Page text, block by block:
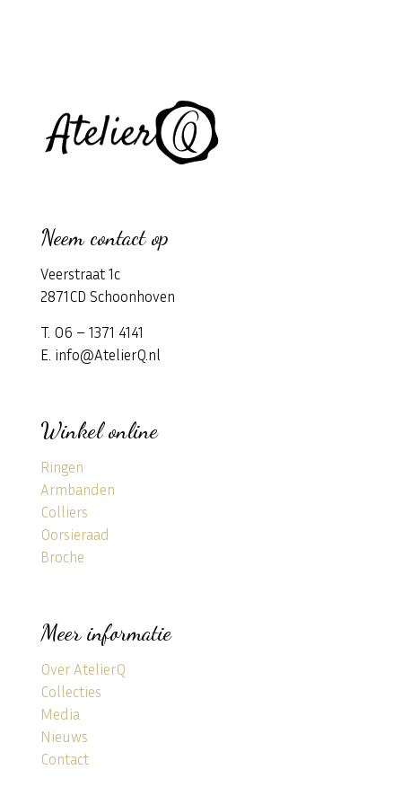
Neem contact op
Veerstraat 1c
2871CD Schoonhoven
T. 06 – 1371 4141
E. info@AtelierQ.nl
Winkel online
Ringen
Armbanden
Colliers
Oorsieraad
Broche
Meer informatie
Over AtelierQ
Collecties
Media
Nieuws
Contact